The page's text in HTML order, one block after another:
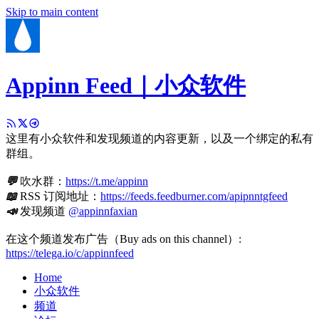
Skip to main content
Appinn Feed｜小众软件
这里有小众软件和发现频道的内容更新，以及一个绑定的私有
群组。
💬吹水群： https://t.me/appinn
📖RSS 订阅地址： https://feeds.feedburner.com/apipnntgfeed
📣发现频道 @appinnfaxian
在这个频道发布广告（Buy ads on this channel）:
https://telega.io/c/appinnfeed
Home
小众软件
频道